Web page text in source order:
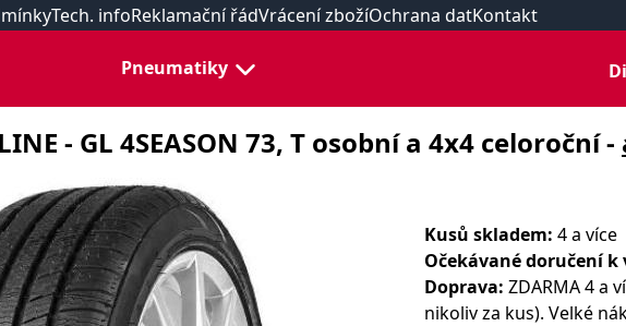
Tech. infoReklamační řádVrácení zbožíOchrana datKontakt
Pneumatiky
- GL 4SEASON 73, T osobní a 4x4 celoroční -
Kusů skladem: 4 a více
Očekávané doručení k
Doprava: ZDARMA 4 a
nikoliv za kus). Velké